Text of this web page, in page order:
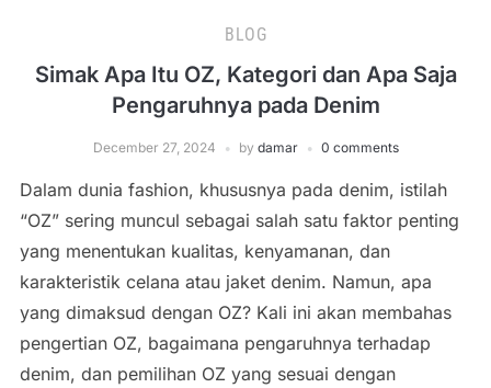
BLOG
Simak Apa Itu OZ, Kategori dan Apa Saja
Pengaruhnya pada Denim
December 27, 2024 by damar 0 comments
Dalam dunia fashion, khususnya pada denim, istilah
“OZ” sering muncul sebagai salah satu faktor penting
yang menentukan kualitas, kenyamanan, dan
karakteristik celana atau jaket denim. Namun, apa
yang dimaksud dengan OZ? Kali ini akan membahas
pengertian OZ, bagaimana pengaruhnya terhadap
denim, dan pemilihan OZ yang sesuai dengan